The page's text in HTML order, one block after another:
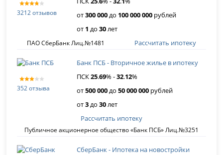
3212 отзывов
от300 000до 100 000 000 рублей
от 1 до30лет
ПАО СберБанк Лиц.№1481 Рассчитать ипотеку
352 отзыва
Банк ПСБ - Вторичное жилье в ипотеку
ПСК25.69% -32.12%
от500 000до50 000 000 рублей
от3до30лет
Публичное акционерное общество «Банк ПСБ» Лиц.№3251
Рассчитать ипотеку
СберБанк - Ипотека на новостройки